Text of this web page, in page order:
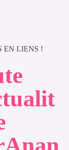
EN LIENS !